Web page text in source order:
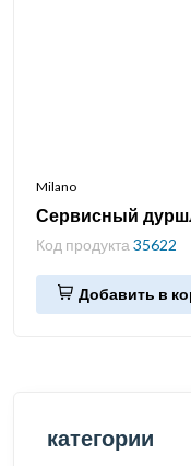
Milano
Сервисный
Код продукта 35622
Добавить в
категории